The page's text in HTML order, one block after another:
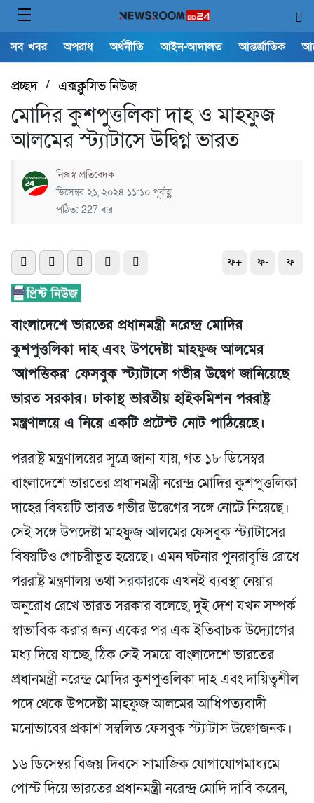
সব খবর অপরাধ অর্থনীতি আইন-আদালত আন্তর্জাতিক
প্রচ্ছদ/ এক্সক্লুসিভ নিউজ
মোদির কুশপুত্তলিকা দাহ ও মাহফুজ
আলমের স্ট্যাটাসে উদ্বিগ্ন ভারত
নিজস্ব প্রতিবেদক
ডিসেম্বর ২১, ২০২৪ ১১:১০ পূর্বাহ্ণ
পঠিত: 227 বার
ফ+ ফ- ফ
বাংলাদেশে ভারতের প্রধানমন্ত্রী নরেন্দ্র মোদির
কুশপুত্তলিকা দাহ এবং উপদেষ্টা মাহফুজ আলমের
‘আপত্তিকর’ ফেসবুক স্ট্যাটাসে গভীর উদ্বেগ জানিয়েছে
ভারত সরকার। ঢাকাস্থ ভারতীয় হাইকমিশন পররাষ্ট্র
মন্ত্রণালয়ে এ নিয়ে একটি প্রটেস্ট নোট পাঠিয়েছে।
পররাষ্ট্র মন্ত্রণালয়ের সূত্রে জানা যায়, গত ১৮ ডিসেম্বর
বাংলাদেশে ভারতের প্রধানমন্ত্রী নরেন্দ্র মোদির কুশপুত্তলিকা
দাহের বিষয়টি ভারত গভীর উদ্বেগের সঙ্গে নোটে নিয়েছে।
সেই সঙ্গে উপদেষ্টা মাহফুজ আলমের ফেসবুক স্ট্যাটাসের
বিষয়টিও গোচরীভূত হয়েছে। এমন ঘটনার পুনরাবৃত্তি রোধে
পররাষ্ট্র মন্ত্রণালয় তথা সরকারকে এখনই ব্যবস্থা নেয়ার
অনুরোধ রেখে ভারত সরকার বলেছে, দুই দেশ যখন সম্পর্ক
স্বাভাবিক করার জন্য একের পর এক ইতিবাচক উদ্যোগের
মধ্য দিয়ে যাচ্ছে, ঠিক সেই সময়ে বাংলাদেশে ভারতের
প্রধানমন্ত্রী নরেন্দ্র মোদির কুশপুত্তলিকা দাহ এবং দায়িত্বশীল
পদে থেকে উপদেষ্টা মাহফুজ আলমের আধিপত্যবাদী
মনোভাবের প্রকাশ সম্বলিত ফেসবুক স্ট্যাটাস উদ্বেগজনক।
১৬ ডিসেম্বর বিজয় দিবসে সামাজিক যোগাযোগমাধ্যমে
পোস্ট দিয়ে ভারতের প্রধানমন্ত্রী নরেন্দ্র মোদি দাবি করেন,